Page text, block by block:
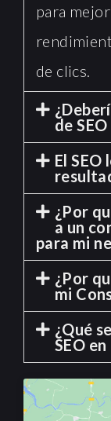
para
de clics.
de
El SEO
¿Por
a un
para mi
¿Por
mi
¿Qué
SEO en